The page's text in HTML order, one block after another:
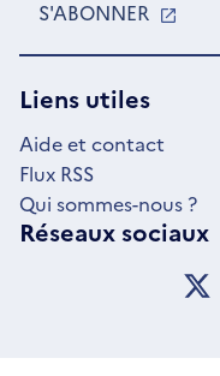
S'ABONNER
UNE
Liens utiles
Aide et contact
Flux RSS
Qui sommes-nous ?
Réseaux sociaux